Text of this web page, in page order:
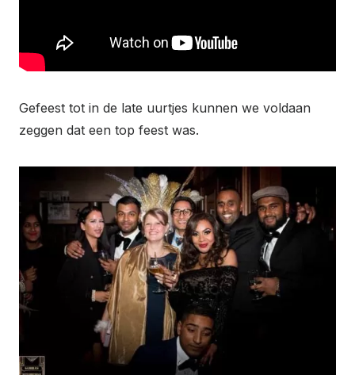
Gefeest tot in de late uurtjes kunnen we voldaan
zeggen dat een top feest was.